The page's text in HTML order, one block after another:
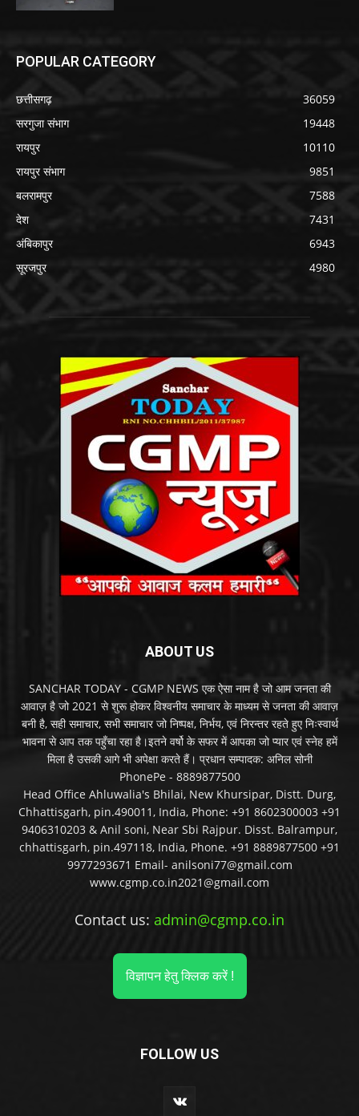
POPULAR CATEGORY
छत्तीसगढ़
36059
सरगुजा संभाग
19448
रायपुर
10110
रायपुर संभाग
9851
बलरामपुर
7588
देश
7431
अंबिकापुर
6943
सूरजपुर
4980
ABOUT US
SANCHAR TODAY - CGMP NEWS एक ऐसा नाम है जो आम जनता की
आवाज़ है जो 2021 से शुरू होकर विश्वनीय समाचार के माध्यम से जनता की आवाज़
बनी है, सही समाचार, सभी समाचार जो निष्पक्ष, निर्भय, एवं निरन्तर रहते हुए निःस्वार्थ
भावना से आप तक पहुँचा रहा है।इतने वर्षो के सफर में आपका जो प्यार एवं स्नेह हमें
मिला है उसकी आगे भी अपेक्षा करते हैं। प्रधान सम्पादक: अनिल सोनी
PhonePe - 8889877500
Head Office Ahluwalia's Bhilai, New Khursipar, Distt. Durg,
Chhattisgarh, pin.490011, India, Phone: +91 8602300003 +91
9406310203 & Anil soni, Near Sbi Rajpur. Disst. Balrampur,
chhattisgarh, pin.497118, India, Phone. +91 8889877500 +91
9977293671 Email- anilsoni77@gmail.com
www.cgmp.co.in2021@gmail.com
Contact us: admin@cgmp.co.in
विज्ञापन हेतु क्लिक करें !
FOLLOW US